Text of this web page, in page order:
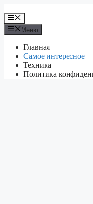
к
содержимому
Меню
Меню
Главная
Самое интересное
Техника
Политика